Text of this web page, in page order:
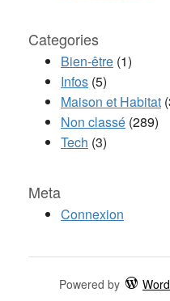
Categories
Bien-être (1)
Infos (5)
Maison et Habitat
Non classé (289)
Tech (3)
Meta
Connexion
Powered by